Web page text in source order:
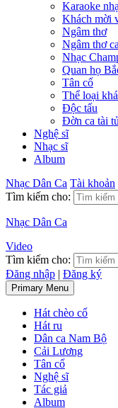
Karaoke
Khách mời
Ngâm thơ
Ngâm thơ
Nhạc
Quan họ
Tân cổ
Thể loại
Độc tấu
Đờn ca tài
Nghệ sĩ
Nhạc sĩ
Album
Nhạc Dân Ca Tài khoản
Tìm kiếm cho:
Nhạc Dân Ca
Video
Tìm kiếm cho:
Đăng nhập | Đăng ký
Primary Menu
Hát chèo cổ
Hát ru
Dân ca Nam Bộ
Cải Lương
Tân cổ
Nghệ sĩ
Tác giả
Album